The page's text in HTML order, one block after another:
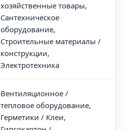
хозяйственные товары,
Сантехническое
оборудование,
Строительные материалы /
конструкции,
Электротехника
Вентиляционное /
тепловое оборудование,
Герметики / Клеи,